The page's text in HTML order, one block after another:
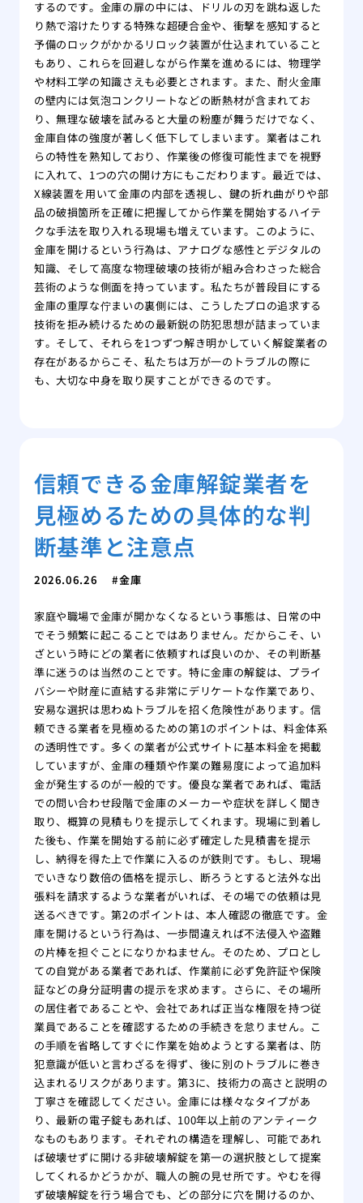
するのです。金庫の扉の中には、ドリルの刃を跳ね返した
り熱で溶けたりする特殊な超硬合金や、衝撃を感知すると
予備のロックがかかるリロック装置が仕込まれていること
もあり、これらを回避しながら作業を進めるには、物理学
や材料工学の知識さえも必要とされます。また、耐火金庫
の壁内には気泡コンクリートなどの断熱材が含まれてお
り、無理な破壊を試みると大量の粉塵が舞うだけでなく、
金庫自体の強度が著しく低下してしまいます。業者はこれ
らの特性を熟知しており、作業後の修復可能性までを視野
に入れて、1つの穴の開け方にもこだわります。最近では、
X線装置を用いて金庫の内部を透視し、鍵の折れ曲がりや部
品の破損箇所を正確に把握してから作業を開始するハイテ
クな手法を取り入れる現場も増えています。このように、
金庫を開けるという行為は、アナログな感性とデジタルの
知識、そして高度な物理破壊の技術が組み合わさった総合
芸術のような側面を持っています。私たちが普段目にする
金庫の重厚な佇まいの裏側には、こうしたプロの追求する
技術を拒み続けるための最新鋭の防犯思想が詰まっていま
す。そして、それらを1つずつ解き明かしていく解錠業者の
存在があるからこそ、私たちは万が一のトラブルの際に
も、大切な中身を取り戻すことができるのです。
信頼できる金庫解錠業者を
見極めるための具体的な判
断基準と注意点
2026.06.26 金庫
家庭や職場で金庫が開かなくなるという事態は、日常の中
でそう頻繁に起こることではありません。だからこそ、い
ざという時にどの業者に依頼すれば良いのか、その判断基
準に迷うのは当然のことです。特に金庫の解錠は、プライ
バシーや財産に直結する非常にデリケートな作業であり、
安易な選択は思わぬトラブルを招く危険性があります。信
頼できる業者を見極めるための第1のポイントは、料金体系
の透明性です。多くの業者が公式サイトに基本料金を掲載
していますが、金庫の種類や作業の難易度によって追加料
金が発生するのが一般的です。優良な業者であれば、電話
での問い合わせ段階で金庫のメーカーや症状を詳しく聞き
取り、概算の見積もりを提示してくれます。現場に到着し
た後も、作業を開始する前に必ず確定した見積書を提示
し、納得を得た上で作業に入るのが鉄則です。もし、現場
でいきなり数倍の価格を提示し、断ろうとすると法外な出
張料を請求するような業者がいれば、その場での依頼は見
送るべきです。第2のポイントは、本人確認の徹底です。金
庫を開けるという行為は、一歩間違えれば不法侵入や盗難
の片棒を担ぐことになりかねません。そのため、プロとし
ての自覚がある業者であれば、作業前に必ず免許証や保険
証などの身分証明書の提示を求めます。さらに、その場所
の居住者であることや、会社であれば正当な権限を持つ従
業員であることを確認するための手続きを怠りません。こ
の手順を省略してすぐに作業を始めようとする業者は、防
犯意識が低いと言わざるを得ず、後に別のトラブルに巻き
込まれるリスクがあります。第3に、技術力の高さと説明の
丁寧さを確認してください。金庫には様々なタイプがあ
り、最新の電子錠もあれば、100年以上前のアンティーク
なものもあります。それぞれの構造を理解し、可能であれ
ば破壊せずに開ける非破壊解錠を第一の選択肢として提案
してくれるかどうかが、職人の腕の見せ所です。やむを得
ず破壊解錠を行う場合でも、どの部分に穴を開けるのか、